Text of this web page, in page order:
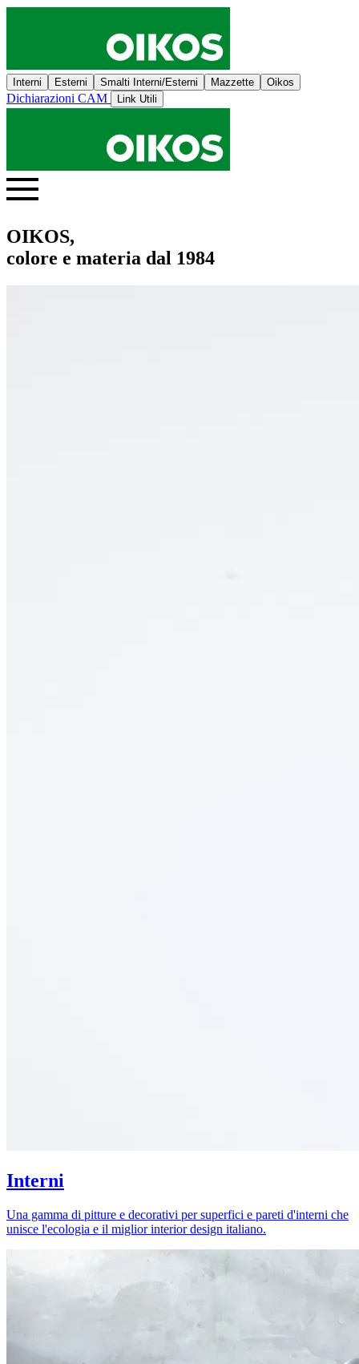
Interni Esterni Smalti Interni/Esterni Mazzette Oikos
Dichiarazioni CAM Link Utili
OIKOS,
colore e materia dal 1984
Interni
Una gamma di pitture e decorativi per superfici e pareti d'interni che
unisce l'ecologia e il miglior interior design italiano.